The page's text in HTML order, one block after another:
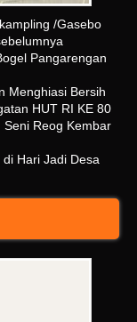
/Gasebo
Pangarengan
Menghiasi Bersih
HUT RI KE 80
Reog Kembar
Hari Jadi Desa